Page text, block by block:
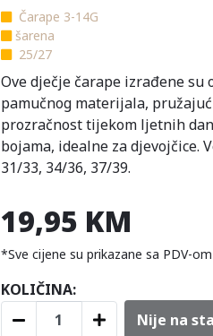
Čarape 3-14G
šarena
25/27
Ove dječje čarape izrađene su
pamučnog materijala,
prozračnost tijekom ljetnih
bojama, idealne za djevojčice.
31/33, 34/36, 37/39.
19,95 KM
*Sve cijene su prikazane sa PDV-om
KOLIČINA:
Nije na